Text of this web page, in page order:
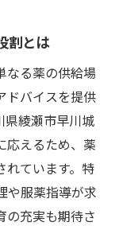
つけ薬局の
例
局の位置付
と影響
割とは
なる薬の供給場
ドバイスを提供
県綾瀬市早川城
応えるため、薬
れています。特
や服薬指導が求
の充実も期待さ